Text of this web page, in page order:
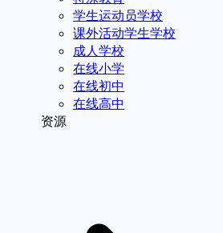
学生运动员学校
课外活动学生学校
成人学校
在线小学
在线初中
在线高中
资源